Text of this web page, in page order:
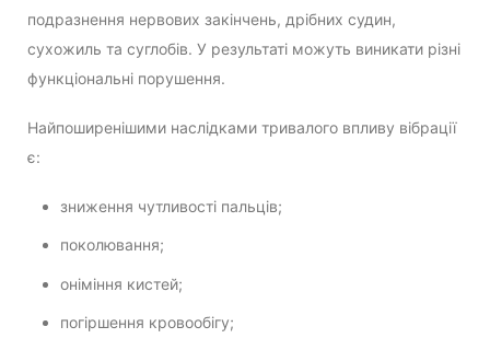
подразнення нервових закінчень, дрібних судин,
сухожиль та суглобів. У результаті можуть виникати різні
функціональні порушення.
Найпоширенішими наслідками тривалого впливу вібрації
є:
зниження чутливості пальців;
поколювання;
оніміння кистей;
погіршення кровообігу;